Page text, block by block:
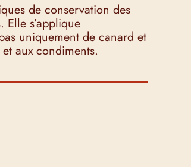
de conservation des
Elle s’applique
uniquement de canard et
aux condiments.